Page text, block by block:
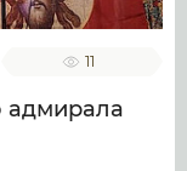
11
адмирала